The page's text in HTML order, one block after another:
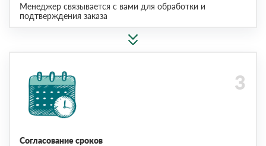
Менеджер связывается с вами для обработки и
подтверждения заказа
Согласование сроков